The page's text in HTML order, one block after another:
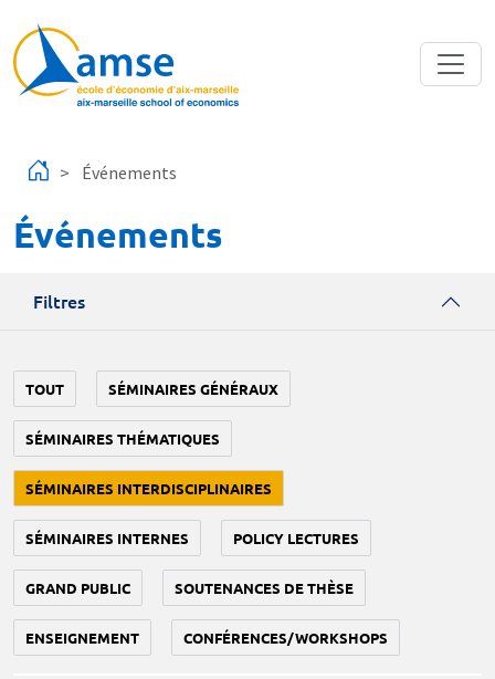
Événements
Événements
Filtres
TOUT SÉMINAIRES GÉNÉRAUX
SÉMINAIRES THÉMATIQUES
SÉMINAIRES INTERDISCIPLINAIRES
SÉMINAIRES INTERNES POLICY LECTURES
GRAND PUBLIC SOUTENANCES DE THÈSE
ENSEIGNEMENT CONFÉRENCES/WORKSHOPS